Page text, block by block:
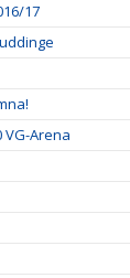
17
VG-Arena